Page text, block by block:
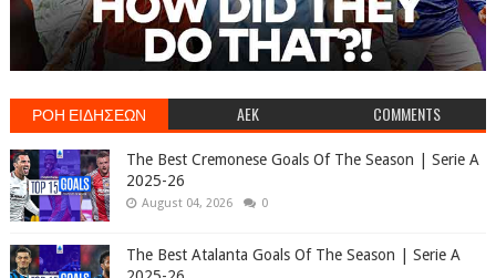
ΡΟΗ ΕΙΔΗΣΕΩΝ AEK COMMENTS
The Best Cremonese Goals Of The Season | Serie A
2025-26
August 04, 2026 0
The Best Atalanta Goals Of The Season | Serie A